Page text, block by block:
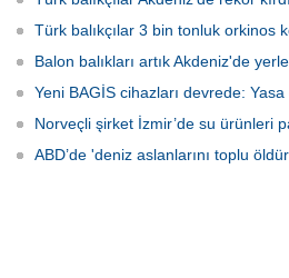
Türk balıkçılar 3 bin tonluk orkinos
Balon balıkları artık Akdeniz'de
Yeni BAGİS cihazları devrede: Yasa
Norveçli şirket İzmir’de su ürünleri
ABD’de 'deniz aslanlarını toplu